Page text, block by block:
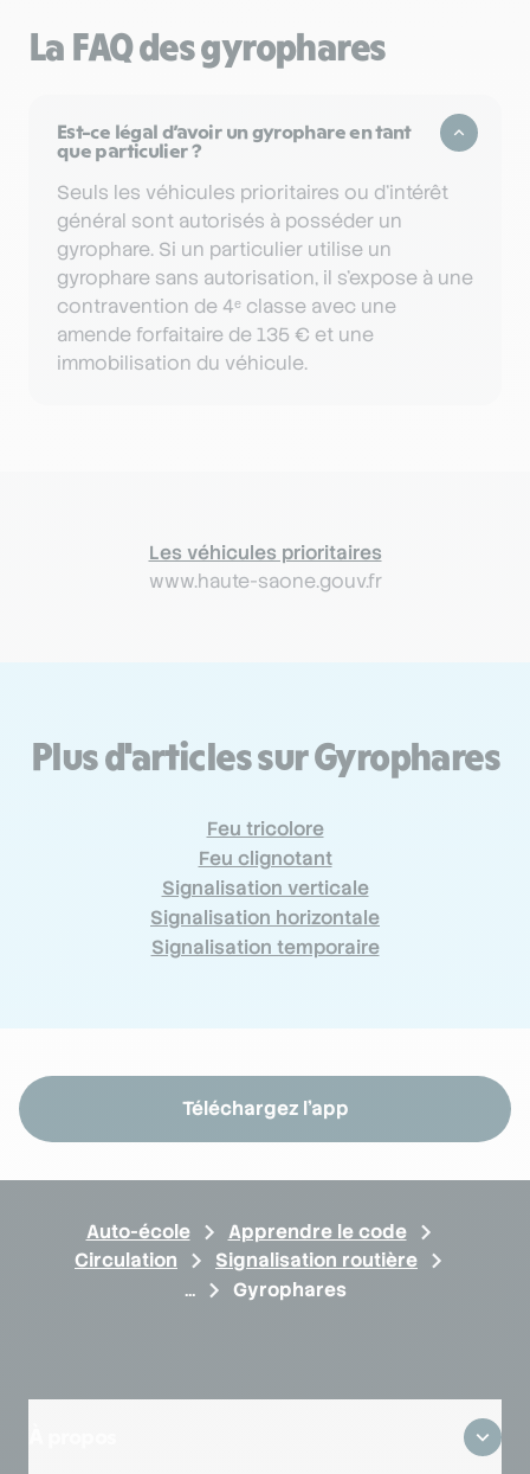
La FAQ des gyrophares
Est-ce légal d’avoir un gyrophare en tant
que particulier ?
Seuls les véhicules prioritaires ou d’intérêt
général sont autorisés à posséder un
gyrophare. Si un particulier utilise un
gyrophare sans autorisation, il s’expose à une
contravention de 4ᵉ classe avec une
amende forfaitaire de 135 € et une
immobilisation du véhicule.
Les véhicules prioritaires
www.haute-saone.gouv.fr
Plus d'articles sur Gyrophares
Feu tricolore
Feu clignotant
Signalisation verticale
Signalisation horizontale
Signalisation temporaire
Téléchargez l'app
Auto-école
Apprendre le code
Circulation
Signalisation routière
Gyrophares